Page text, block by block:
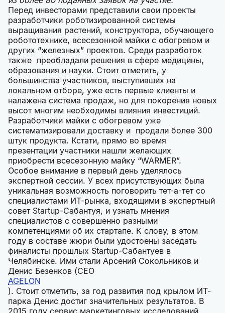
Перед инвесторами представили свои проекты
разработчики роботизированной системы
выращивания растений, конструктора, обучающего
робототехнике, всесезонной майки с обогревом и
других “железных” проектов. Среди разработок
также преобладали решения в сфере медицины,
образования и науки. Стоит отметить, у
большинства участников, выступивших на
локальном отборе, уже есть первые клиенты и
налажена система продаж, но для покорения новых
высот многим необходимы влияния инвестиций.
Разработчики майки с обогревом уже
систематизировали доставку и продали более 300
штук продукта. Кстати, прямо во время
презентации участники нашли желающих
приобрести всесезонную майку “WARMER”.
Особое внимание в первый день уделялось
экспертной сессии. У всех присутствующих была
уникальная возможность поговорить тет-а-тет со
специалистами ИТ-рынка, входящими в экспертный
совет Startup-Сабантуя, и узнать мнения
специалистов с совершенно разными
компетенциями об их стартапе. К слову, в этом
году в составе жюри были удостоены заседать
финалисты прошлых Startup-Сабантуев в
Челябинске. Ими стали Арсений Сокольников и
Денис Безенков (CEO
AGELON
). Стоит отметить, за год развития под крылом ИТ-
парка Денис достиг значительных результатов. В